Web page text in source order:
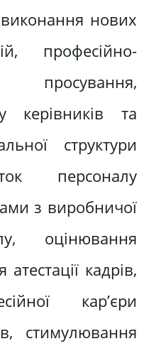
нових
професійно-
просування,
керівників та
структури
персоналу
з виробничої
оцінювання
кадрів,
кар’єри
стимулювання